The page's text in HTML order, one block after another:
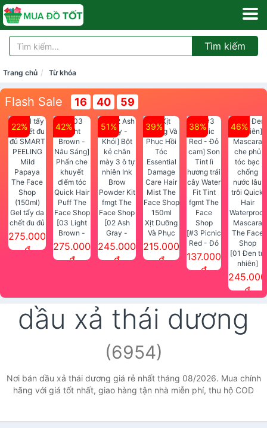
Tìm kiếm
Trang chủ Từ khóa
Flash Sale 16 40 57
22%
Gel tẩy da
chết đu đủ
SMART
PEELING
275.000
đ
42%
[03 Light
Brown -
Nâu Sáng]
Phấn che
275.000
đ
51%
[02 Ash
Gray -
Khói] Bột
kẻ chân
Face Shop
245.000
đ
39%
Xịt Dưỡng
Và Phục
Hồi Tóc
Essential
215.000
đ
38%
[#3 Picnic
Red - Đỏ
cam] Son
Face
Shop
137.000
đ
46%
[01 Đen tự
nhiên]
Mascara
che phủ
nước lâu
trôi Quick
Hair
Shop
245.000
đ
dầu xả thái dương
(6954)
Nơi bán dầu xả thái dương giá rẻ nhất tháng 08/2026. Mua chính
hãng với giá tốt nhất, giao hàng tận nhà miễn phí, thu hộ COD